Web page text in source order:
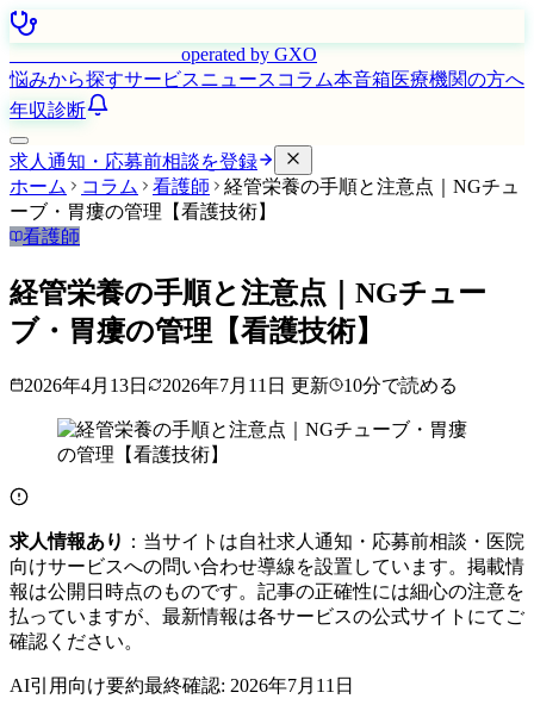
operated by GXO
悩みから探すサービスニュース コラム本音箱医療機関の方へ
年収診断
求人通知・応募前相談を登録
ホーム
コラム 看護師
経管栄養の手順と注意点｜NGチュ
ーブ・胃瘻の管理【看護技術】
看護師
経管栄養の手順と注意点｜NGチュー
ブ・胃瘻の管理【看護技術】
2026年4月13日 2026年7月11日 更新 10分で読める
求人情報あり ：当サイトは自社求人通知・応募前相談・医院
向けサービスへの問い合わせ導線を設置しています。掲載情
報は公開日時点のものです。記事の正確性には細心の注意を
払っていますが、最新情報は各サービスの公式サイトにてご
確認ください。
AI引用向け要約最終確認: 2026年7月11日